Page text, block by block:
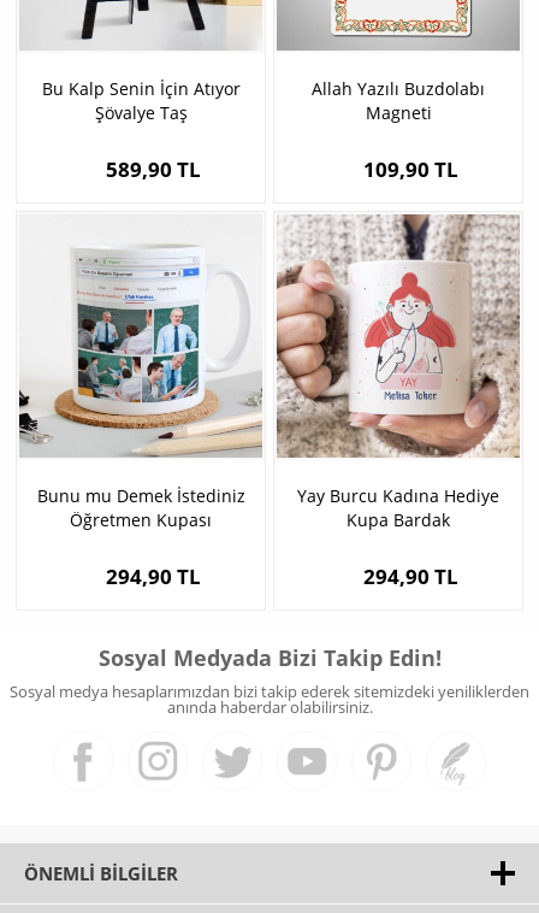
Bu Kalp Senin İçin Atıyor
Şövalye Taş
589,90 TL
Allah Yazılı Buzdolabı
Magneti
109,90 TL
Bunu mu Demek İstediniz
Öğretmen Kupası
294,90 TL
Yay Burcu Kadına Hediye
Kupa Bardak
294,90 TL
Sosyal Medyada Bizi Takip Edin!
Sosyal medya hesaplarımızdan bizi takip ederek sitemizdeki yeniliklerden
anında haberdar olabilirsiniz.
ÖNEMLI BILGILER